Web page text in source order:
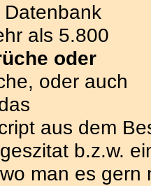
als 5.800
oder
oder auch
aus dem
b.z.w.
man es gern